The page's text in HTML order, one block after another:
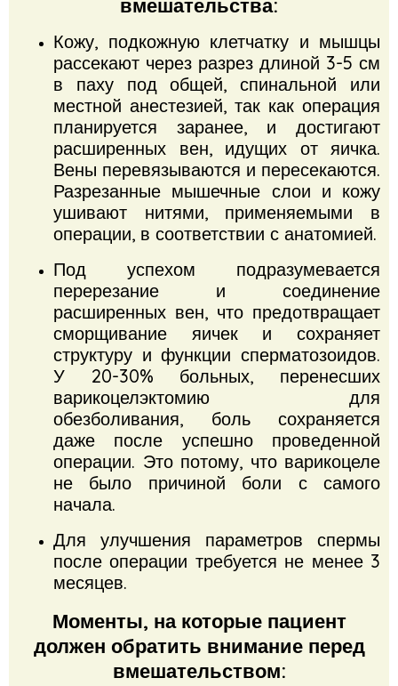
Кожу, подкожную клетчатку и мышцы
рассекают через разрез длиной 3-5 см
в паху под общей, спинальной или
местной анестезией, так как операция
планируется заранее, и достигают
расширенных вен, идущих от яичка.
Вены перевязываются и пересекаются.
Разрезанные мышечные слои и кожу
ушивают нитями, применяемыми в
операции, в соответствии с анатомией.
Под успехом подразумевается
перерезание и соединение
расширенных вен, что предотвращает
сморщивание яичек и сохраняет
структуру и функции сперматозоидов.
У 20-30% больных, перенесших
варикоцелэктомию для
обезболивания, боль сохраняется
даже после успешно проведенной
операции. Это потому, что варикоцеле
не было причиной боли с самого
начала.
Для улучшения параметров спермы
после операции требуется не менее 3
месяцев.
Моменты, на которые пациент
должен обратить внимание перед
вмешательством: